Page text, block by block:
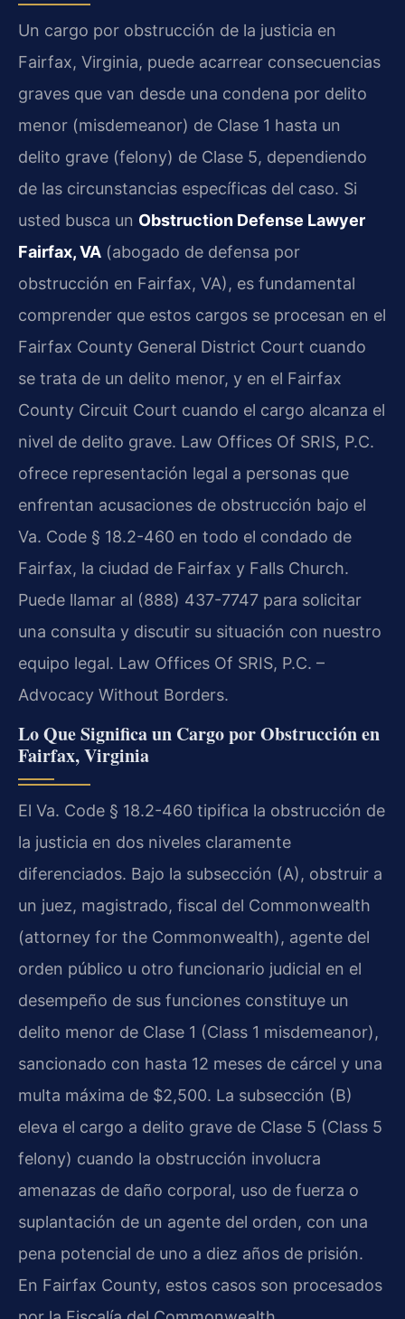
Un cargo por obstrucción de la justicia en
Fairfax, Virginia, puede acarrear consecuencias
graves que van desde una condena por delito
menor (misdemeanor) de Clase 1 hasta un
delito grave (felony) de Clase 5, dependiendo
de las circunstancias específicas del caso. Si
usted busca un Obstruction Defense Lawyer
Fairfax, VA (abogado de defensa por
obstrucción en Fairfax, VA), es fundamental
comprender que estos cargos se procesan en el
Fairfax County General District Court cuando
se trata de un delito menor, y en el Fairfax
County Circuit Court cuando el cargo alcanza el
nivel de delito grave. Law Offices Of SRIS, P.C.
ofrece representación legal a personas que
enfrentan acusaciones de obstrucción bajo el
Va. Code § 18.2-460 en todo el condado de
Fairfax, la ciudad de Fairfax y Falls Church.
Puede llamar al (888) 437-7747 para solicitar
una consulta y discutir su situación con nuestro
equipo legal. Law Offices Of SRIS, P.C. –
Advocacy Without Borders.
Lo Que Significa un Cargo por Obstrucción en
Fairfax, Virginia
El Va. Code § 18.2-460 tipifica la obstrucción de
la justicia en dos niveles claramente
diferenciados. Bajo la subsección (A), obstruir a
un juez, magistrado, fiscal del Commonwealth
(attorney for the Commonwealth), agente del
orden público u otro funcionario judicial en el
desempeño de sus funciones constituye un
delito menor de Clase 1 (Class 1 misdemeanor),
sancionado con hasta 12 meses de cárcel y una
multa máxima de $2,500. La subsección (B)
eleva el cargo a delito grave de Clase 5 (Class 5
felony) cuando la obstrucción involucra
amenazas de daño corporal, uso de fuerza o
suplantación de un agente del orden, con una
pena potencial de uno a diez años de prisión.
En Fairfax County, estos casos son procesados